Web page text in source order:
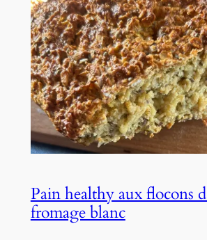
Pain healthy aux flocons
fromage blanc